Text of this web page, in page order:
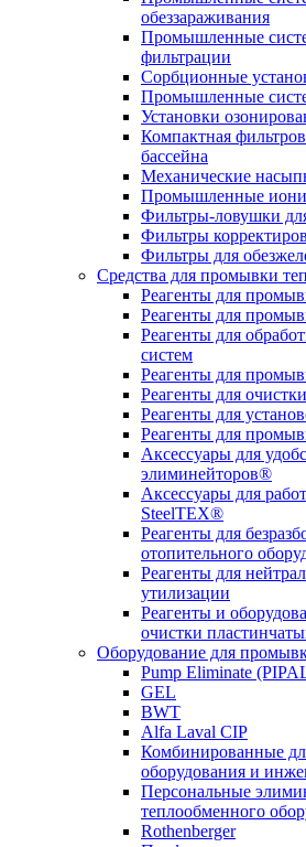
обеззараживания
Промышленные
фильтрации
Сорбционные
Промышленные
Установки
Компактная
бассейна
Механические
Промышленные
Фильтры-ловушки
Фильтры
Фильтры для
Средства для промывки
Реагенты для
Реагенты для
Реагенты для
систем
Реагенты для
Реагенты для
Реагенты для
Реагенты для
Аксессуары для
элиминейторов®
Аксессуары для
SteelTEX®
Реагенты для
отопительного
Реагенты для
утилизации
Реагенты и
очистки
Оборудование для
Pump Eliminate
GEL
BWT
Alfa Laval CIP
Комбинированные
оборудования и
Персональные
теплообменного
Rothenberger